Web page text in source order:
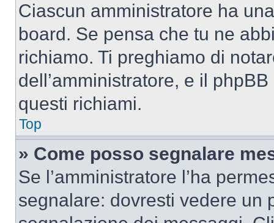
Ciascun amministratore ha
board. Se pensa che tu ne
richiamo. Ti preghiamo di
dell’amministratore, e il
questi richiami.
Top
» Come posso segnalare
Se l’amministratore l’ha
segnalare: dovresti vedere un